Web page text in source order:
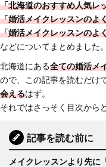
「北海道のおすすめ人気レ
「婚活メイクレッスンのよ
「婚活メイクレッスンのよ
などについてまとめました。
北海道にある全ての婚活メ
ので、この記事を読むだけ
会えるはず。
それではさっそく目次から
記事を読む前に
メイクレッスンより先に